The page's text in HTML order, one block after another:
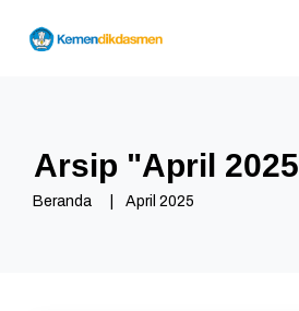
Arsip "April 2025
Beranda April 2025